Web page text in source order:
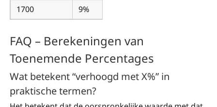
1700
9%
FAQ – Berekeningen van
Toenemende Percentages
Wat betekent “verhoogd met X%” in
praktische termen?